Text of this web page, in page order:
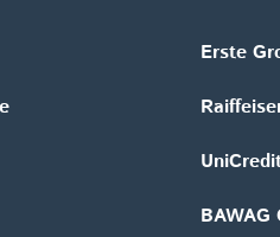
Erste
BAWAG